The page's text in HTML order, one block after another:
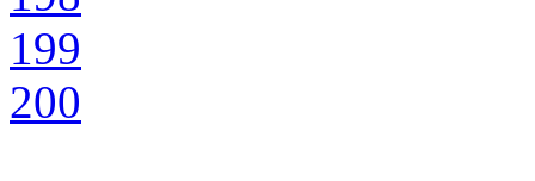
199
200